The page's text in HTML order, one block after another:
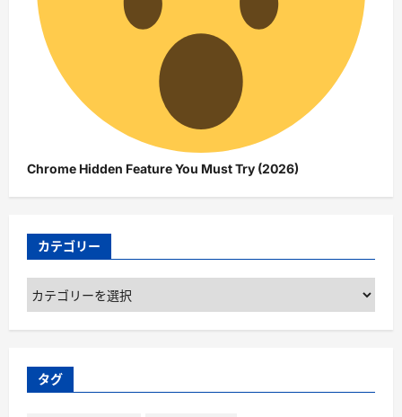
Chrome Hidden Feature You Must Try (2026)
カテゴリー
カ
ゴ
ー
タグ